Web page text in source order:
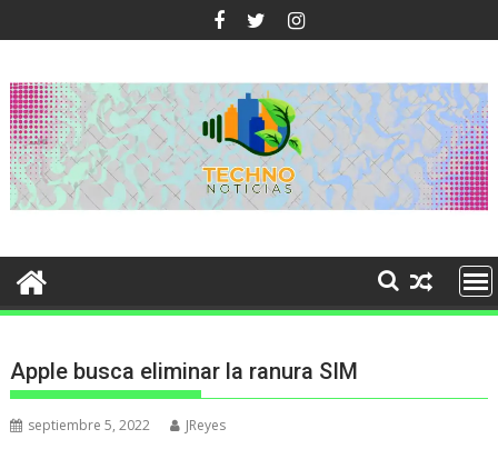
al
Apple busca eliminar la ranura SIM
septiembre 5, 2022 JReyes